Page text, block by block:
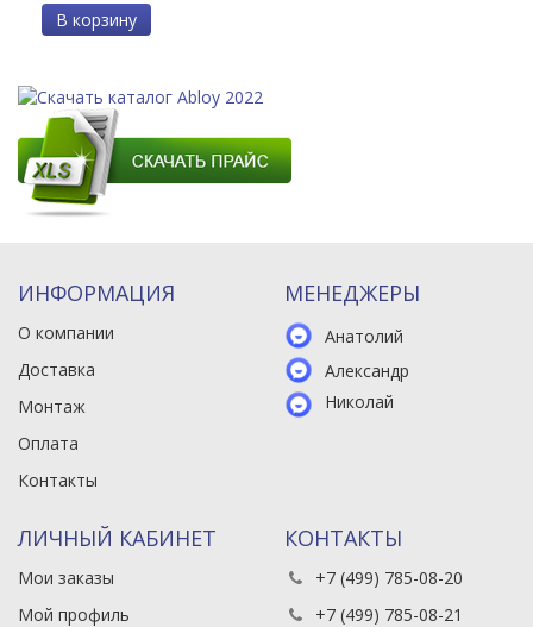
В корзину
ИНФОРМАЦИЯ
О компании
Доставка
Монтаж
Оплата
Контакты
МЕНЕДЖЕРЫ
Анатолий
Александр
Николай
ЛИЧНЫЙ КАБИНЕТ
Мои заказы
Мой профиль
КОНТАКТЫ
+7 (499) 785-08-20
+7 (499) 785-08-21